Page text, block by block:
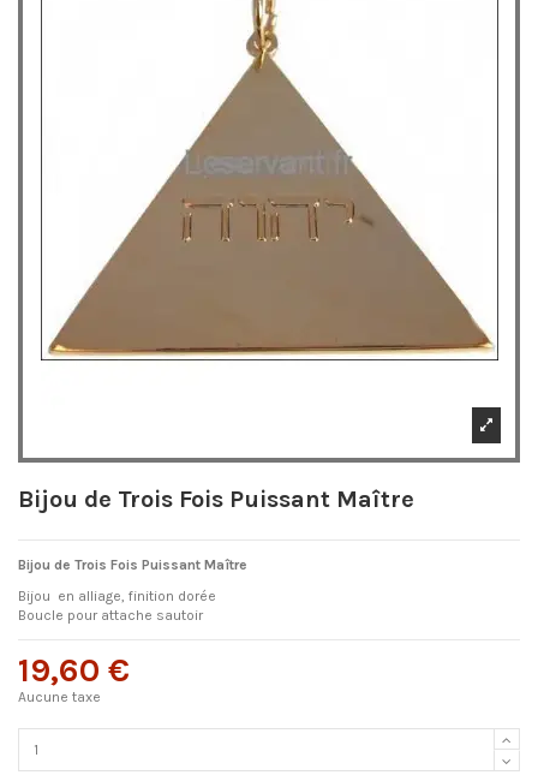
Bijou de Trois Fois Puissant Maître
Bijou de Trois Fois Puissant Maître
Bijou en alliage, finition dorée
Boucle pour attache sautoir
19,60 €
Aucune taxe